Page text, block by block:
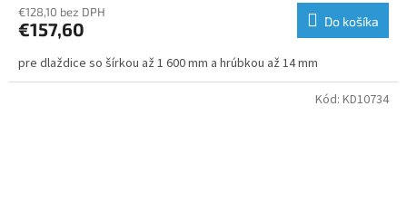
€128,10 bez DPH
€157,60 Do košíka
pre dlaždice so šírkou až 1 600 mm a hrúbkou až 14 mm
Kód: KD10734